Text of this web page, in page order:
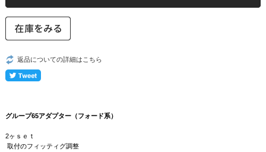
返品についての詳細はこちら
グループ65アダプター（フォード系）
2ヶｓｅｔ
取付のフィッティグ調整